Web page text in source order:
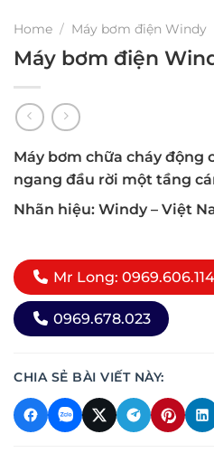
Home / Máy bơm điện Windy
Máy bơm điện
Máy bơm chữa cháy động
ngang đầu rời một tầng
Nhãn hiệu: Windy – Việt
Mr Long: 0969.606.114
0969.678.023
CHIA SẺ BÀI VIẾT NÀY: